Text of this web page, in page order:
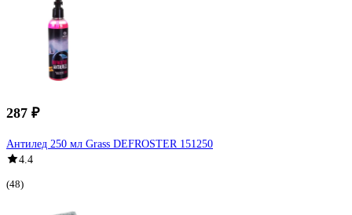
287 ₽
Антилед 250 мл Grass DEFROSTER 151250
4.4
(48)